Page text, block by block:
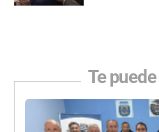
Te puede